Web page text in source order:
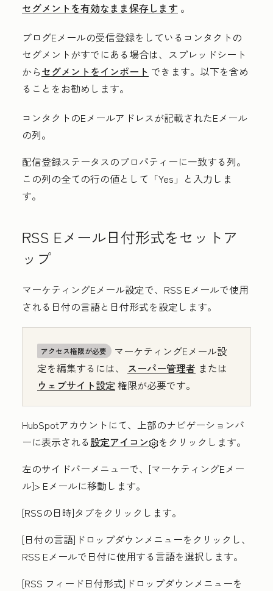
セグメントを有効なまま保存します 。
ブログEメールの受信登録をしているコンタクトの
セグメントがすでにある場合は、スプレッドシート
からセグメントをインポート できます。以下を含め
ることをお勧めします。
コンタクトのEメールアドレスが記載されたEメール
の列。
配信登録ステータスのプロパティーに一致する列。
この列の全ての行の値として「Yes 」と入力しま
す。
RSS Eメール日付形式をセットア
ップ
マーケティングEメール設定で、RSS Eメールで使用
される日付の言語と日付形式を設定します。
アクセス権限が必要
マーケティングEメール設
定を編集するには、 スーパー管理者 または
ウェブサイト設定権限が必要です。
HubSpotアカウントにて、上部のナビゲーションバ
ーに表示される設定アイコン
をクリックします。
左のサイドバーメニューで、[マーケティングEメー
ル]> Eメールに移動します。
[RSSの日時]タブをクリックします。
[日付の言語]ドロップダウンメニューをクリックし、
RSS Eメールで日付に使用する言語を選択します。
[RSS フィード日付形式]ドロップダウンメニューを